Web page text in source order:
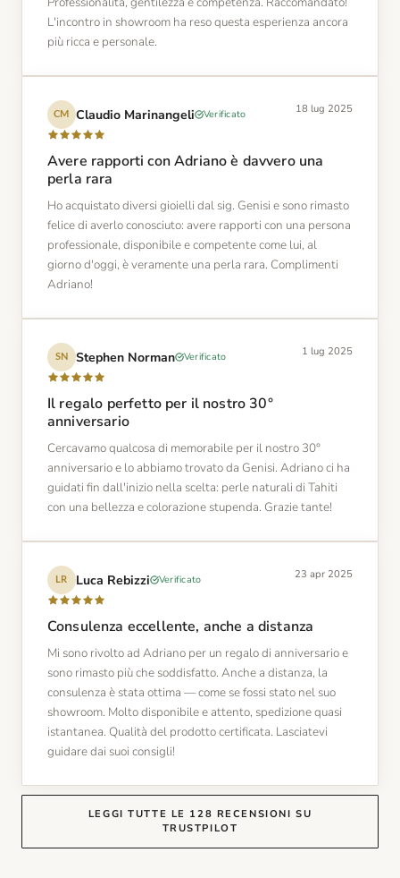
L'incontro in showroom ha reso questa esperienza ancora
più ricca e personale.
CM Claudio Marinangeli Verificato 18 lug 2025
Avere rapporti con Adriano è davvero una
perla rara
Ho acquistato diversi gioielli dal sig. Genisi e sono rimasto
felice di averlo conosciuto: avere rapporti con una persona
professionale, disponibile e competente come lui, al
giorno d'oggi, è veramente una perla rara. Complimenti
Adriano!
SN Stephen Norman Verificato 1 lug 2025
Il regalo perfetto per il nostro 30°
anniversario
Cercavamo qualcosa di memorabile per il nostro 30°
anniversario e lo abbiamo trovato da Genisi. Adriano ci ha
guidati fin dall'inizio nella scelta: perle naturali di Tahiti
con una bellezza e colorazione stupenda. Grazie tante!
LR Luca Rebizzi Verificato 23 apr 2025
Consulenza eccellente, anche a distanza
Mi sono rivolto ad Adriano per un regalo di anniversario e
sono rimasto più che soddisfatto. Anche a distanza, la
consulenza è stata ottima — come se fossi stato nel suo
showroom. Molto disponibile e attento, spedizione quasi
istantanea. Qualità del prodotto certificata. Lasciatevi
guidare dai suoi consigli!
LEGGI TUTTE LE 128 RECENSIONI SU
TRUSTPILOT